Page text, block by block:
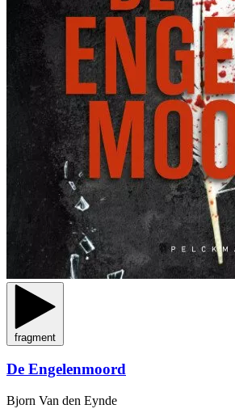
fragment
De Engelenmoord
Bjorn Van den Eynde